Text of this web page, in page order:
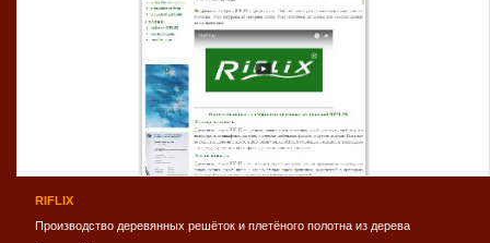
RIFLIX
Производство деревянных решёток и плетёного полотна из дерева